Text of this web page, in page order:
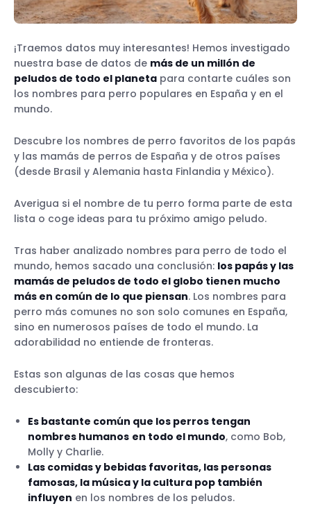
¡Traemos datos muy interesantes! Hemos investigado
nuestra base de datos de más de un millón de
peludos de todo el planeta para contarte cuáles son
los nombres para perro populares en España y en el
mundo.
Descubre los nombres de perro favoritos de los papás
y las mamás de perros de España y de otros países
(desde Brasil y Alemania hasta Finlandia y México).
Averigua si el nombre de tu perro forma parte de esta
lista o coge ideas para tu próximo amigo peludo.
Tras haber analizado nombres para perro de todo el
mundo, hemos sacado una conclusión: los papás y las
mamás de peludos de todo el globo tienen mucho
más en común de lo que piensan. Los nombres para
perro más comunes no son solo comunes en España,
sino en numerosos países de todo el mundo. La
adorabilidad no entiende de fronteras.
Estas son algunas de las cosas que hemos
descubierto:
Es bastante común que los perros tengan
nombres humanos en todo el mundo, como Bob,
Molly y Charlie.
Las comidas y bebidas favoritas, las personas
famosas, la música y la cultura pop también
influyen en los nombres de los peludos.